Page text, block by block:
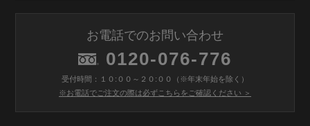
お電話でのお問い合わせ
0120-076-776
受付時間：１０:００～２０:００（※年末年始を除く）
※お電話でご注文の際は必ずこちらをご確認ください ＞